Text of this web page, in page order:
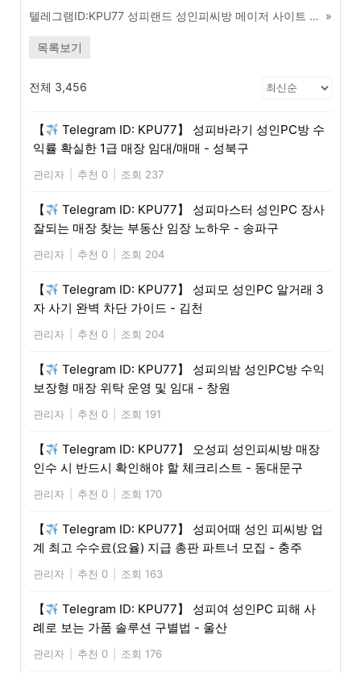
텔레그램ID:KPU77 성피랜드 성인피씨방 메이저 사이트 가입 코드 및 추천인 정보 - 노원구 »
목록보기
전체 3,456
【
Telegram ID: KPU77】 성피바라기 성인PC방 수
익률 확실한 1급 매장 임대/매매 - 성북구
관리자 추천 0 조회 237
【
Telegram ID: KPU77】 성피마스터 성인PC 장사
잘되는 매장 찾는 부동산 임장 노하우 - 송파구
관리자 추천 0 조회 204
【
Telegram ID: KPU77】 성피모 성인PC 알거래 3
자 사기 완벽 차단 가이드 - 김천
관리자 추천 0 조회 204
【
Telegram ID: KPU77】 성피의밤 성인PC방 수익
보장형 매장 위탁 운영 및 임대 - 창원
관리자 추천 0 조회 191
【
Telegram ID: KPU77】 오성피 성인피씨방 매장
인수 시 반드시 확인해야 할 체크리스트 - 동대문구
관리자 추천 0 조회 170
【
Telegram ID: KPU77】 성피어때 성인 피씨방 업
계 최고 수수료(요율) 지급 총판 파트너 모집 - 충주
관리자 추천 0 조회 163
【
Telegram ID: KPU77】 성피여 성인PC 피해 사
례로 보는 가품 솔루션 구별법 - 울산
관리자 추천 0 조회 176